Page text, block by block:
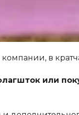
в
или